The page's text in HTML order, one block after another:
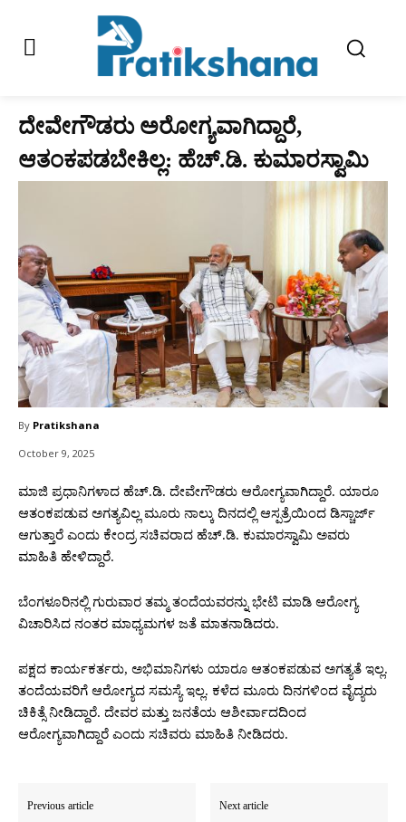
ದೇವೇಗೌಡರು ಅರೋಗ್ಯವಾಗಿದ್ದಾರೆ,
ಆತಂಕಪಡಬೇಕಿಲ್ಲ: ಹೆಚ್.ಡಿ. ಕುಮಾರಸ್ವಾಮಿ
By Pratikshana
October 9, 2025
ಮಾಜಿ ಪ್ರಧಾನಿಗಳಾದ ಹೆಚ್.ಡಿ. ದೇವೇಗೌಡರು ಆರೋಗ್ಯವಾಗಿದ್ದಾರೆ. ಯಾರೂ
ಆತಂಕಪಡುವ ಅಗತ್ಯವಿಲ್ಲ ಮೂರು ನಾಲ್ಕು ದಿನದಲ್ಲಿ ಆಸ್ಪತ್ರೆಯಿಂದ ಡಿಸ್ಚಾರ್ಜ್
ಆಗುತ್ತಾರೆ ಎಂದು ಕೇಂದ್ರ ಸಚಿವರಾದ ಹೆಚ್.ಡಿ. ಕುಮಾರಸ್ವಾಮಿ ಅವರು
ಮಾಹಿತಿ ಹೇಳಿದ್ದಾರೆ.
ಬೆಂಗಳೂರಿನಲ್ಲಿ ಗುರುವಾರ ತಮ್ಮ ತಂದೆಯವರನ್ನು ಭೇಟಿ ಮಾಡಿ ಆರೋಗ್ಯ
ವಿಚಾರಿಸಿದ ನಂತರ ಮಾಧ್ಯಮಗಳ ಜತೆ ಮಾತನಾಡಿದರು.
ಪಕ್ಷದ ಕಾರ್ಯಕರ್ತರು, ಅಭಿಮಾನಿಗಳು ಯಾರೂ ಆತಂಕಪಡುವ ಅಗತ್ಯತೆ ಇಲ್ಲ.
ತಂದೆಯವರಿಗೆ ಆರೋಗ್ಯದ ಸಮಸ್ಯೆ ಇಲ್ಲ. ಕಳೆದ ಮೂರು ದಿನಗಳಿಂದ ವೈದ್ಯರು
ಚಿಕಿತ್ಸೆ ನೀಡಿದ್ದಾರೆ. ದೇವರ ಮತ್ತು ಜನತೆಯ ಆಶೀರ್ವಾದದಿಂದ
ಆರೋಗ್ಯವಾಗಿದ್ದಾರೆ ಎಂದು ಸಚಿವರು ಮಾಹಿತಿ ನೀಡಿದರು.
Previous article Next article